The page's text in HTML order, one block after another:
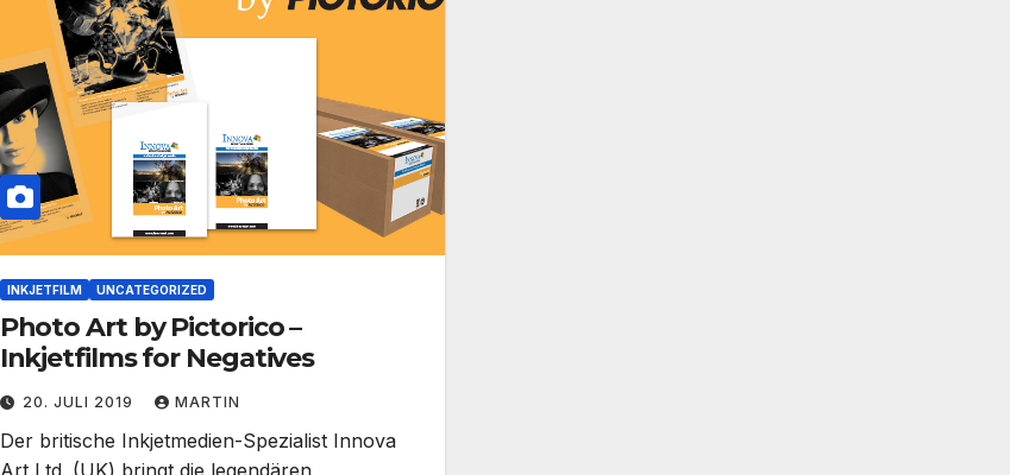
INKJETFILM UNCATEGORIZED
Photo Art by Pictorico –
Inkjetfilms for Negatives
20. JULI 2019 MARTIN
Der britische Inkjetmedien-Spezialist Innova